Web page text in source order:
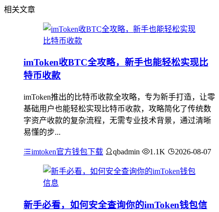
相关文章
imToken收BTC全攻略，新手也能轻松实现比
特币收款
imToken推出的比特币收款全攻略，专为新手打造，让零
基础用户也能轻松实现比特币收款，攻略简化了传统数
字资产收款的复杂流程，无需专业技术背景，通过清晰
易懂的步...
imtoken官方钱包下载 qbadmin 1.1K 2026-08-07
新手必看，如何安全查询你的imToken钱包信